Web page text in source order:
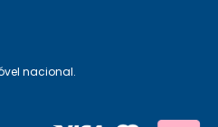
nacional.